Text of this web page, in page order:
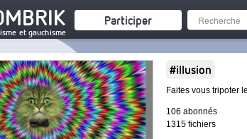
et gauchisme
Participer
#illusion
Faites vous tripoter
106 abonnés
1315 fichiers